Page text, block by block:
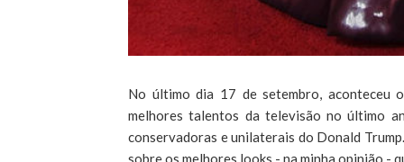
No último dia 17 de setembro, aconteceu
melhores talentos da televisão no último
conservadoras e unilaterais do Donald
sobre os melhores looks - na minha opinião -